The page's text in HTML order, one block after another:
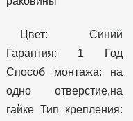
Цвет: Синий
Гарантия: 1 Год
Способ монтажа: на
одно отверстие,на
гайке Тип крепления: